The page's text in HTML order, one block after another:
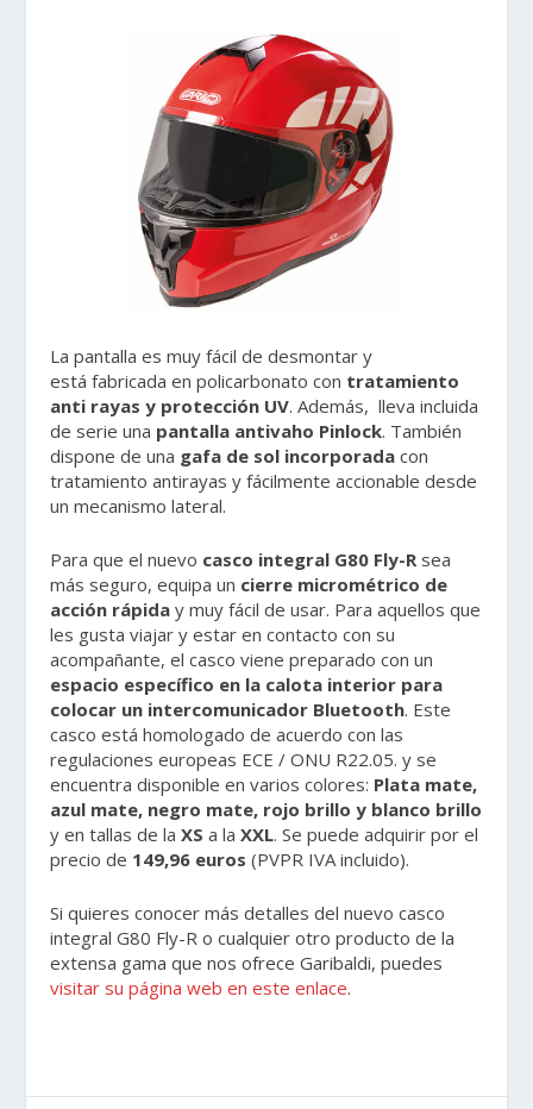
La pantalla es muy fácil de desmontar y
está fabricada en policarbonato con tratamiento
anti rayas y protección UV. Además, lleva incluida
de serie una pantalla antivaho Pinlock. También
dispone de una gafa de sol incorporada con
tratamiento antirayas y fácilmente accionable desde
un mecanismo lateral.
Para que el nuevo casco integral G80 Fly-R sea
más seguro, equipa un cierre micrométrico de
acción rápida y muy fácil de usar. Para aquellos que
les gusta viajar y estar en contacto con su
acompañante, el casco viene preparado con un
espacio específico en la calota interior para
colocar un intercomunicador Bluetooth. Este
casco está homologado de acuerdo con las
regulaciones europeas ECE / ONU R22.05. y se
encuentra disponible en varios colores: Plata mate,
azul mate, negro mate, rojo brillo y blanco brillo
y en tallas de laXS a laXXL. Se puede adquirir por el
precio de 149,96 euros (PVPR IVA incluido).
Si quieres conocer más detalles del nuevo casco
integral G80 Fly-R o cualquier otro producto de la
extensa gama que nos ofrece Garibaldi, puedes
visitar su página web en este enlace.